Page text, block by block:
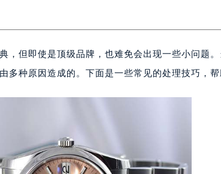
，但即使是顶级品牌，也难免会出现一些小问题
多种原因造成的。下面是一些常见的处理技巧，帮